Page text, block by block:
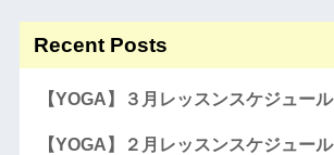
Recent Posts
【YOGA】３月レッスンスケジュール
【YOGA】２月レッスンスケジュール